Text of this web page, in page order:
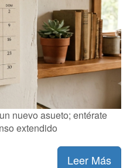
nuevo asueto; entérate
extendido
Leer Más